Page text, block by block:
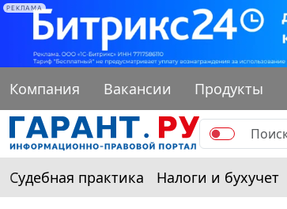
РЕКЛАМА
Компания Вакансии Продукты
Судебная практика Налоги и бухучет